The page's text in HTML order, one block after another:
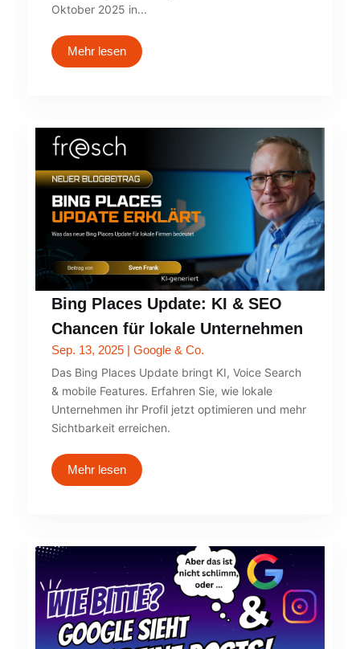
Oktober 2025 in...
Mehr lesen
Bing Places Update: KI & SEO
Chancen für lokale Unternehmen
Sep. 13, 2025| Google & Co.
Das Bing Places Update bringt KI, Voice Search
& mobile Features. Erfahren Sie, wie lokale
Unternehmen ihr Profil jetzt optimieren und mehr
Sichtbarkeit erreichen.
Mehr lesen